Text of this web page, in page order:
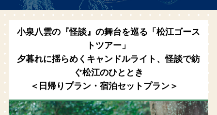
小泉八雲の『怪談』の舞台を巡る「松江ゴース
トツアー」
夕暮れに揺らめくキャンドルライト、怪談で紡
ぐ松江のひととき
＜日帰りプラン・宿泊セットプラン＞